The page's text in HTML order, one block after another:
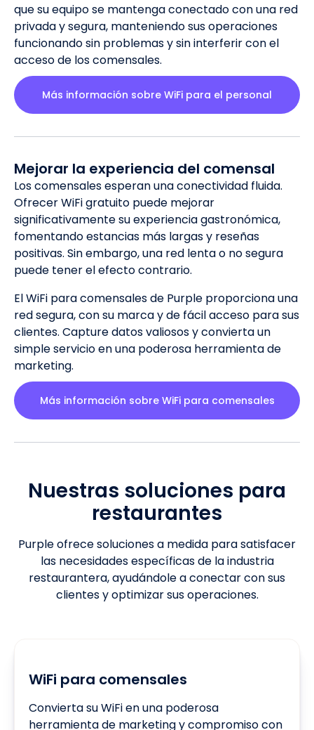
que su equipo se mantenga conectado con una red
privada y segura, manteniendo sus operaciones
funcionando sin problemas y sin interferir con el
acceso de los comensales.
Más información sobre WiFi para el personal
Mejorar la experiencia del comensal
Los comensales esperan una conectividad fluida.
Ofrecer WiFi gratuito puede mejorar
significativamente su experiencia gastronómica,
fomentando estancias más largas y reseñas
positivas. Sin embargo, una red lenta o no segura
puede tener el efecto contrario.
El WiFi para comensales de Purple proporciona una
red segura, con su marca y de fácil acceso para sus
clientes. Capture datos valiosos y convierta un
simple servicio en una poderosa herramienta de
marketing.
Más información sobre WiFi para comensales
Nuestras soluciones para
restaurantes
Purple ofrece soluciones a medida para satisfacer
las necesidades específicas de la industria
restaurantera, ayudándole a conectar con sus
clientes y optimizar sus operaciones.
WiFi para comensales
Convierta su WiFi en una poderosa
herramienta de marketing y compromiso con